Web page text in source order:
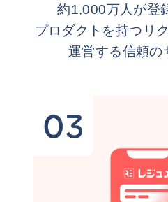
約1,000万人が登
プロダクトを持つリ
運営する信頼の